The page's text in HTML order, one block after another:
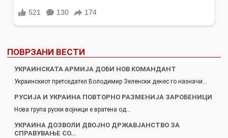
ПОВРЗАНИ ВЕСТИ
УКРАИНСКАТА АРМИЈА ДОБИ НОВ КОМАНДАНТ
Украинскиот претседател Володимир Зеленски денес го назначи…
РУСИЈА И УКРАИНА ПОВТОРНО РАЗМЕНИЈА ЗАРОБЕНИЦИ
Нова група руски војници е вратена од…
УКРАИНА ДОЗВОЛИ ДВОЈНО ДРЖАВЈАНСТВО ЗА
СПРАВУВАЊЕ СО…